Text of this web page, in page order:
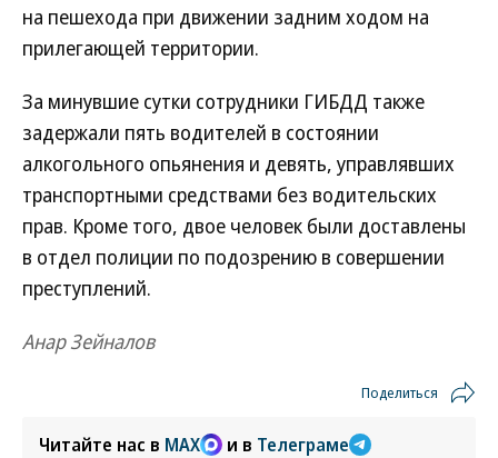
на пешехода при движении задним ходом на
прилегающей территории.
За минувшие сутки сотрудники ГИБДД также
задержали пять водителей в состоянии
алкогольного опьянения и девять, управлявших
транспортными средствами без водительских
прав. Кроме того, двое человек были доставлены
в отдел полиции по подозрению в совершении
преступлений.
Анар Зейналов
Поделиться
Читайте нас в MAX и в Телеграме